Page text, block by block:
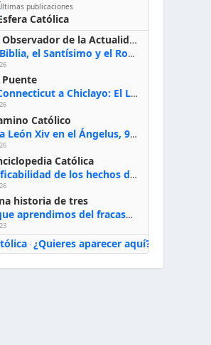
publicaciones
Católica
El Observador de la Actualidad
“La Biblia, el Santísimo y el Rosario”: las Hermanas de Belén, evacuadas por el incendio de Huelva, España
Puente
De Connecticut a Chiclayo: El Legado inquebrantable de Monseñor Juan Tomis Stack
Católico
Papa León Xiv en el Ángelus, 9-8-2026: «Jesús no nos abandona y si lo acogemos con humildad con la oración, los sacramentos y la escucha de su Palabra, en Él encontraremos paz, luz y fuerza para nuestro camino»
Católica
Verificabilidad de los hechos de la Biblia
historia de tres
Lo que aprendimos del fracaso al emprender
· ¿Quieres aparecer aquí?